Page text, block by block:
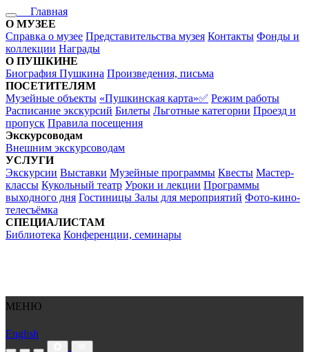
Главная
О МУЗЕЕ
Справка о музее Представительства музея Контакты Фонды и
коллекции Награды
О ПУШКИНЕ
Биография Пушкина Произведения, письма
ПОСЕТИТЕЛЯМ
Музейные объекты «Пушкинская карта»✅ Режим работы
Расписание экскурсий Билеты Льготные категории Проезд и
пропуск Правила посещения
Экскурсоводам
Внешним экскурсоводам
УСЛУГИ
Экскурсии Выставки Музейные программы Квесты Мастер-
классы Кукольный театр Уроки и лекции Программы
выходного дня Гостиницы Залы для мероприятий Фото-кино-
телесъёмка
СПЕЦИАЛИСТАМ
Библиотека Конференции, семинары
МЕНЮ
English